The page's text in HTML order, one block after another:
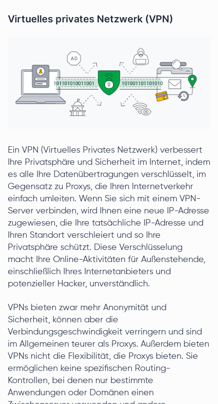
Virtuelles privates Netzwerk (VPN)
Ein VPN (Virtuelles Privates Netzwerk) verbessert
Ihre Privatsphäre und Sicherheit im Internet, indem
es alle Ihre Datenübertragungen verschlüsselt, im
Gegensatz zu Proxys, die Ihren Internetverkehr
einfach umleiten. Wenn Sie sich mit einem VPN-
Server verbinden, wird Ihnen eine neue IP-Adresse
zugewiesen, die Ihre tatsächliche IP-Adresse und
Ihren Standort verschleiert und so Ihre
Privatsphäre schützt. Diese Verschlüsselung
macht Ihre Online-Aktivitäten für Außenstehende,
einschließlich Ihres Internetanbieters und
potenzieller Hacker, unverständlich.
VPNs bieten zwar mehr Anonymität und
Sicherheit, können aber die
Verbindungsgeschwindigkeit verringern und sind
im Allgemeinen teurer als Proxys. Außerdem bieten
VPNs nicht die Flexibilität, die Proxys bieten. Sie
ermöglichen keine spezifischen Routing-
Kontrollen, bei denen nur bestimmte
Anwendungen oder Domänen einen